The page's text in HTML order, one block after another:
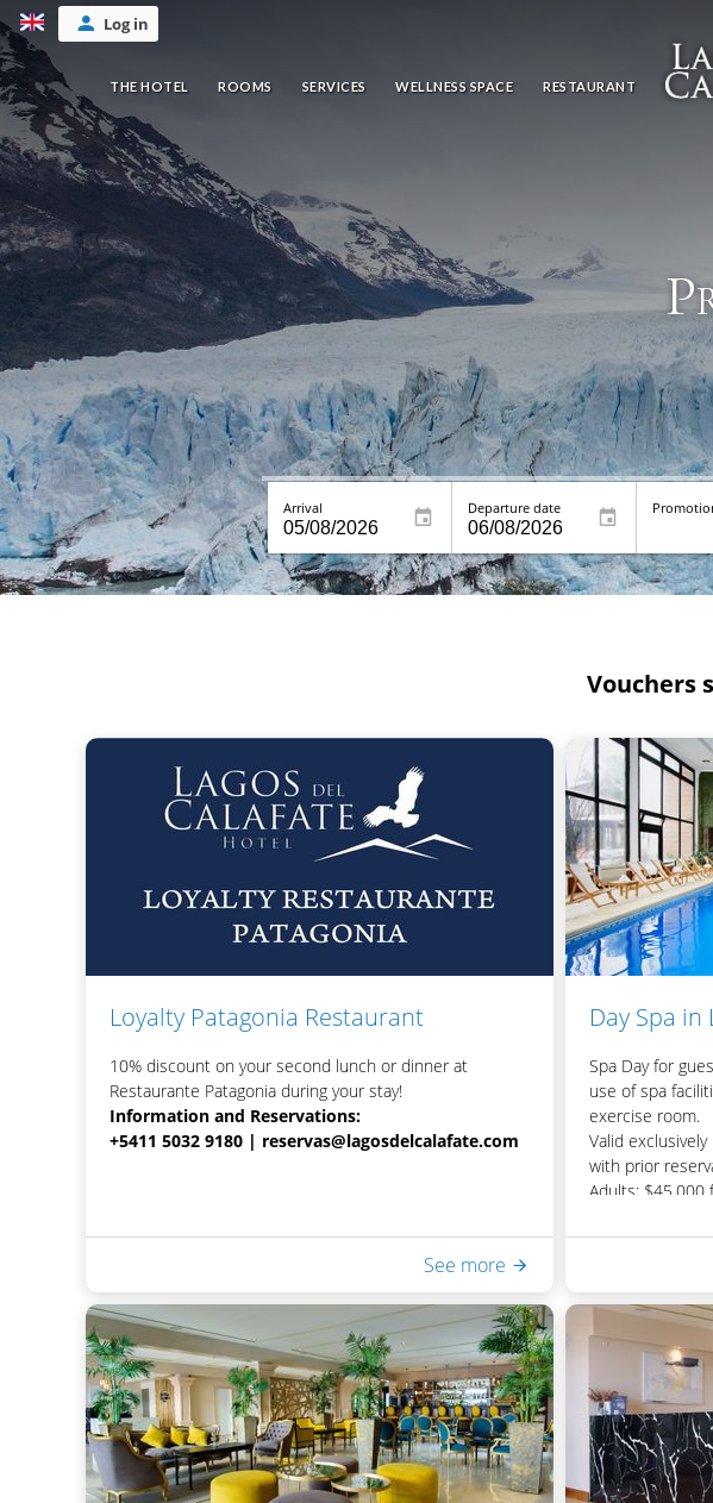
Log in
THE HOTEL ROOMS SERVICES WELLNESS SPACE RESTAURANT
Arrival Departure date
Vouchers
Loyalty Patagonia Restaurant
10% discount on your second lunch or dinner at
Restaurante Patagonia during your stay!
Information and Reservations:
+5411 5032 9180 | reservas@lagosdelcalafate.com
See more
Day Spa in
Spa Day for
use of spa
exercise room.
Valid
with prior
Adults: $45,000
person.
+5411 5032